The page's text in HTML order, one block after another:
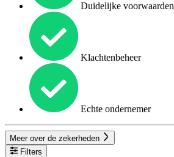
Duidelijke voorwaarden
Klachtenbeheer
Echte ondernemer
Meer over de zekerheden
Filters